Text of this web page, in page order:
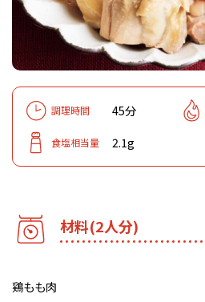
調理時間 45分
食塩相当量 2.1g
材料(2人分)
鶏もも肉